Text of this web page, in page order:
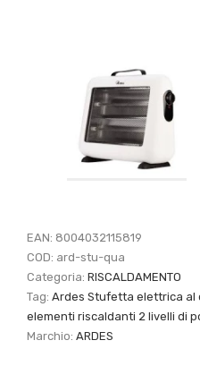
EAN: 8004032115819
COD: ard-stu-qua
Categoria:RISCALDAMENTO
Tag:Ardes Stufetta elettrica al
elementi riscaldanti 2 livelli di
Marchio:ARDES